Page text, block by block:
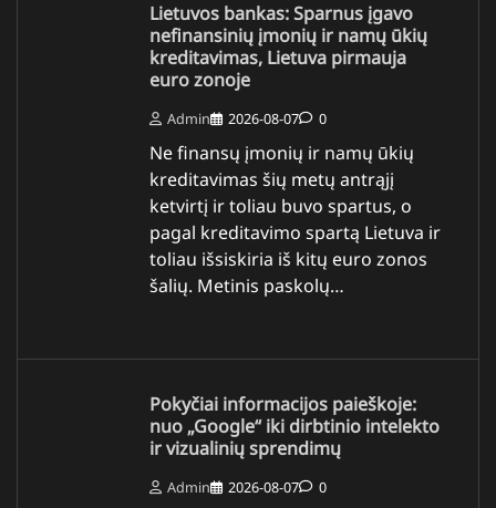
Lietuvos bankas: Sparnus įgavo
nefinansinių įmonių ir namų ūkių
kreditavimas, Lietuva pirmauja
euro zonoje
Admin 2026-08-07 0
Ne finansų įmonių ir namų ūkių
kreditavimas šių metų antrąjį
ketvirtį ir toliau buvo spartus, o
pagal kreditavimo spartą Lietuva ir
toliau išsiskiria iš kitų euro zonos
šalių. Metinis paskolų…
Pokyčiai informacijos paieškoje:
nuo „Google“ iki dirbtinio intelekto
ir vizualinių sprendimų
Admin 2026-08-07 0